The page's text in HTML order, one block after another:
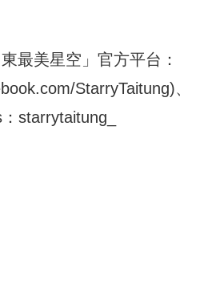
最美星空」官方平台：
StarryTaitung)、
starrytaitung_